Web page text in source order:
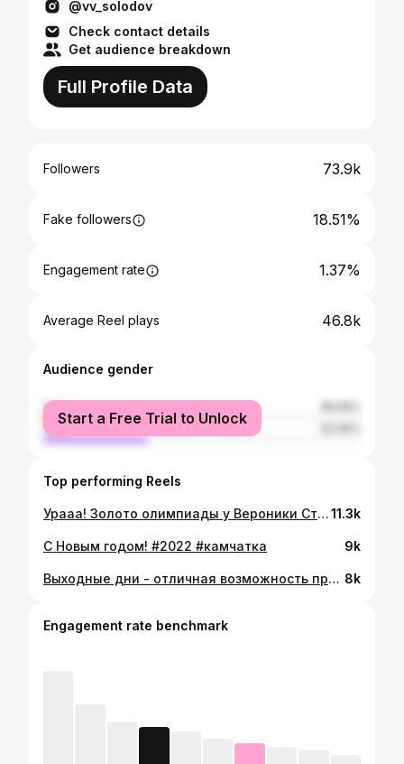
@vv_solodov
Check contact details
Get audience breakdown
Full Profile Data
Followers 73.9k
Fake followers 18.51%
Engagement rate 1.37%
Average Reel plays 46.8k
Audience gender
female
male
Start a Free Trial to Unlock
Top performing Reels
Урааа! Золото олимпиады у Вероники Степановой! Впервые в истории Камчатки! Победа за нами! #поздравляю @stepanova_nika01 с красивой, убедительной победой! #камчатка #олимпийскиеигры #россия11.3k
С Новым годом! #2022 #камчатка 9k
Выходные дни - отличная возможность провести время с родными. Ещё раз всех с наступившим! Хороших каникул! #камчатка #москва 8k
Engagement rate benchmark